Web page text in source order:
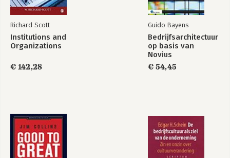
Richard Scott
Institutions and
Organizations
€ 142,28
Guido Bayens
Bedrijfsarchitectuur
op basis van
Novius
€ 54,45